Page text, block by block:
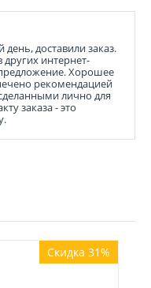
доставили заказ.
интернет-
Хорошее
рекомендацией
лично для
заказа - это
Скидка 31%